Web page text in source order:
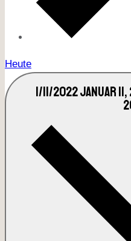
Heute
1/11/2022JANUAR